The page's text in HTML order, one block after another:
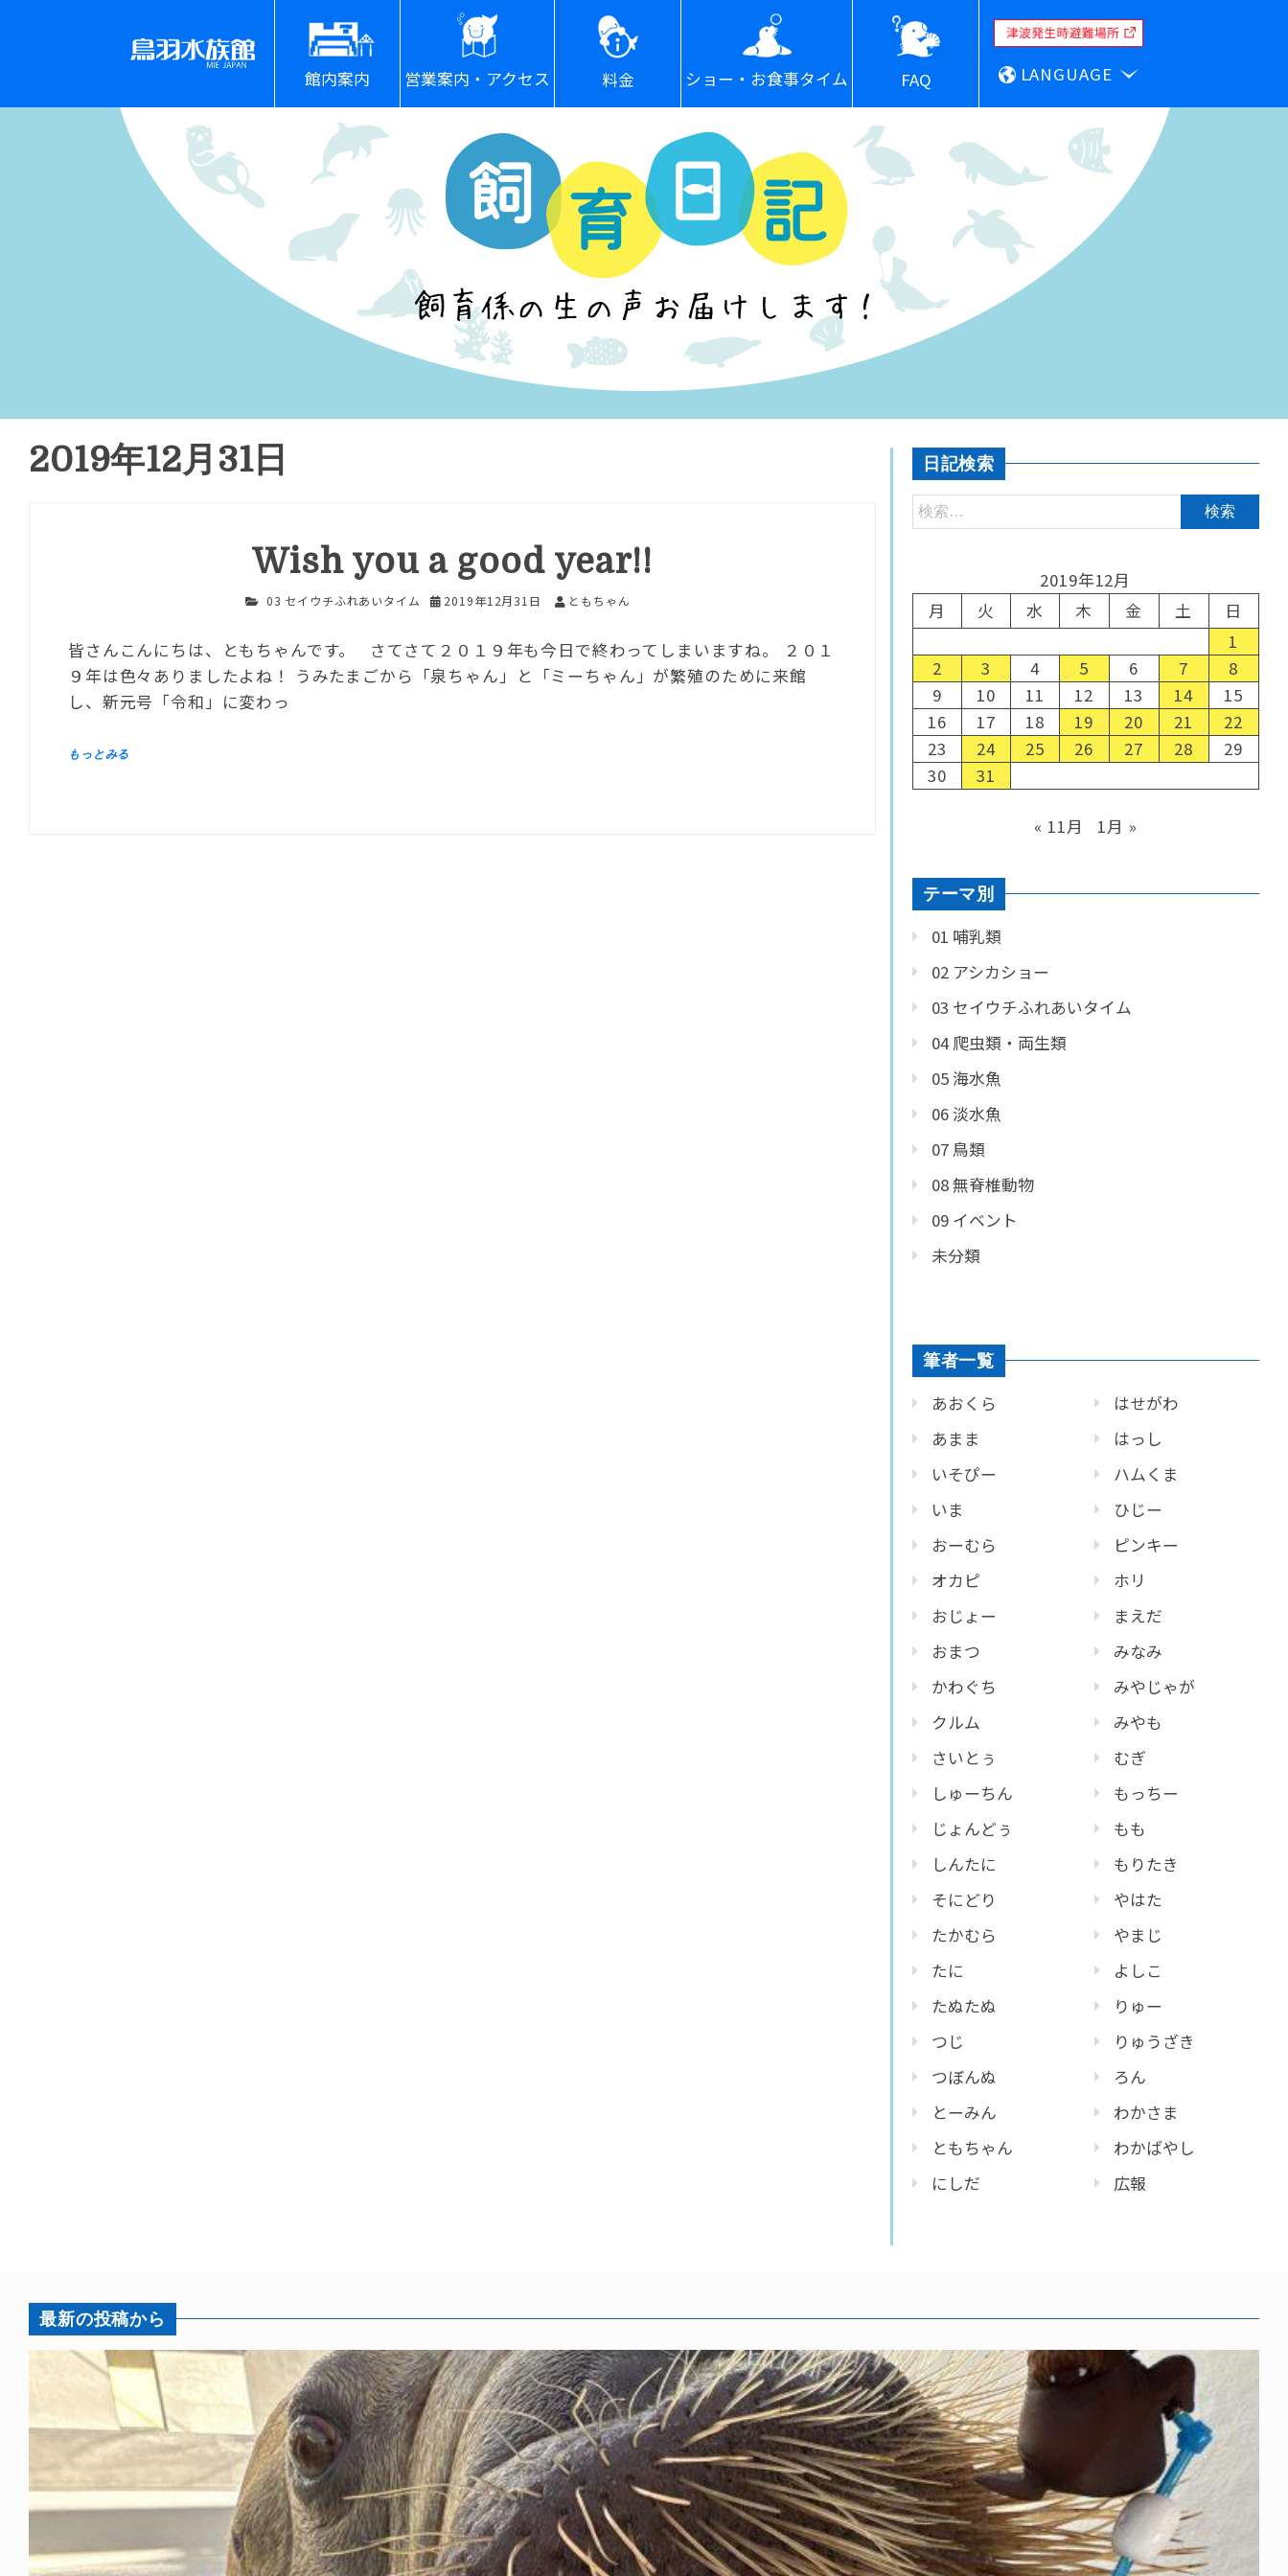
館内案内 営業案内・アクセス 料金 ショー・お食事タイム FAQ LANGUAGE
2019年12月31日
Wish you a good year!!
03 セイウチふれあいタイム 2019年12月31日 ともちゃん
皆さんこんにちは、ともちゃんです。 さてさて２０１９年も今日で終わってしまいますね。 ２０１
９年は色々ありましたよね！ うみたまごから「泉ちゃん」と「ミーちゃん」が繁殖のために来館
し、新元号「令和」に変わっ
日記検索
2019年12月
月
火 水 木 金 土
日
1
2
3 4 5 6 7
8
9
10 11 12 13 14
15
16
17 18 19 20 21
22
23
24 25 26 27 28
29
30
31
« 11月 1月 »
テーマ別
01 哺乳類
02 アシカショー
03 セイウチふれあいタイム
04 爬虫類・両生類
05 海水魚
06 淡水魚
07 鳥類
08 無脊椎動物
09 イベント
未分類
筆者一覧
あおくら
あまま
いそぴー
いま
おーむら
オカピ
おじょー
おまつ
かわぐち
クルム
さいとぅ
しゅーちん
じょんどぅ
しんたに
そにどり
たかむら
たに
たぬたぬ
つじ
つぼんぬ
とーみん
ともちゃん
にしだ
はせがわ
はっし
ハムくま
ひじー
ピンキー
ホリ
まえだ
みなみ
みやじゃが
みやも
むぎ
もっちー
もも
もりたき
やはた
やまじ
よしこ
りゅー
りゅうざき
ろん
わかさま
わかばやし
広報
最新の投稿から